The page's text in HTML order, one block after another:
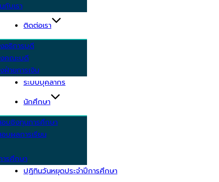
กับเรา
ติดต่อเรา
อธิการบดี
คณะบดี
ฝ่ายการเงิน
ระบบบุคลากร
นักศึกษา
บชิงทุนการศึกษา
บผลการเรียน
รศึกษา
ปฏิทินวันหยุดประจำปีการศึกษา